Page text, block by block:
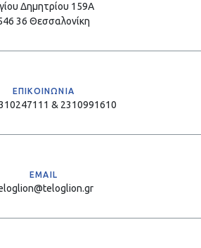
Δημητρίου 159Α
36 Θεσσαλονίκη
ΕΠΙΚΟΙΝΩΝΙΑ
& 2310991610
EMAIL